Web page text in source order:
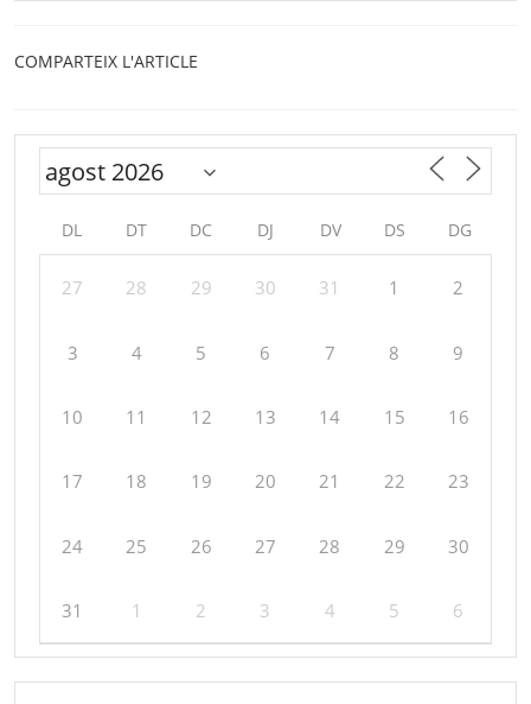
COMPARTEIX L'ARTICLE
DL DT DC DJ DV DS DG
27 28 29 30 31 1 2
3 4 5 6 7 8 9
10 11 12 13 14 15 16
17 18 19 20 21 22 23
24 25 26 27 28 29 30
31 1 2 3 4 5 6